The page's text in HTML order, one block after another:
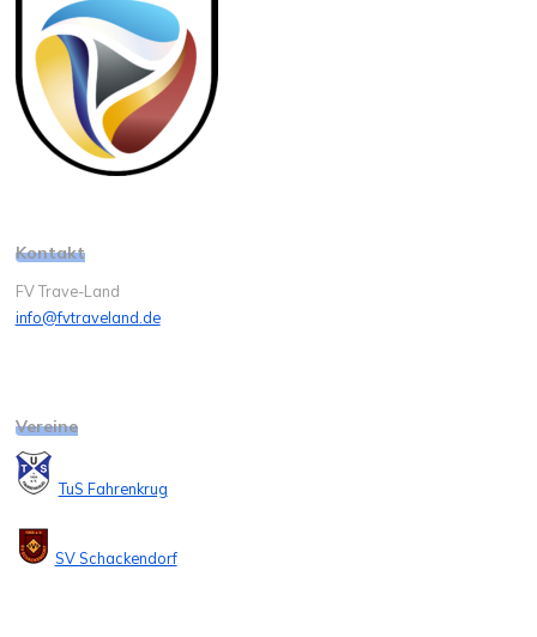
Kontakt
FV Trave-Land
info@fvtraveland.de
Vereine
TuS Fahrenkrug
SV Schackendorf